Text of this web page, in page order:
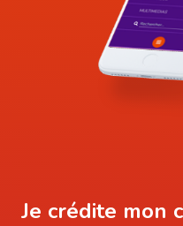
Je crédite mon